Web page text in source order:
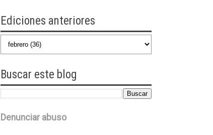
Ediciones anteriores
Buscar este blog
Denunciar abuso